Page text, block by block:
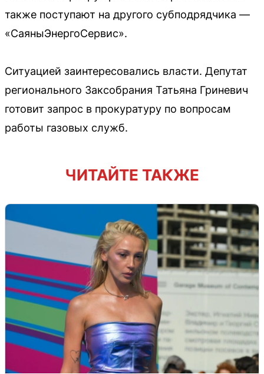
также поступают на другого субподрядчика —
«СаяныЭнергоСервис».
Ситуацией заинтересовались власти. Депутат
регионального Заксобрания Татьяна Гриневич
готовит запрос в прокуратуру по вопросам
работы газовых служб.
ЧИТАЙТЕ ТАКЖЕ